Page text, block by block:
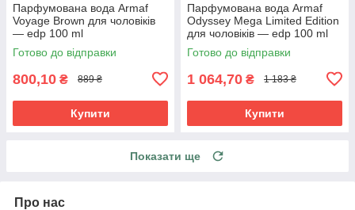
Парфумована вода Armaf
Voyage Brown для чоловіків
— edp 100 ml
Готово до відправки
800,10 ₴ 889 ₴
Купити
Парфумована вода Armaf
Odyssey Mega Limited Edition
для чоловіків — edp 100 ml
Готово до відправки
1 064,70 ₴ 1 183 ₴
Купити
Показати ще
Про нас